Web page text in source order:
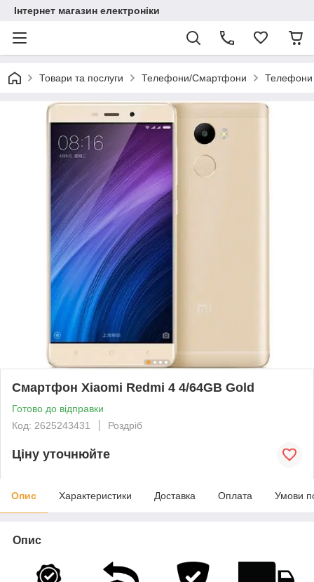
Інтернет магазин електроніки
Товари та послуги Телефони/Смартфони
Смартфон Xiaomi Redmi 4 4/64GB Gold
Готово до відправки
Код: 2625243431
Роздріб
Ціну уточнюйте
Опис Характеристики Доставка Оплата Умови
Опис